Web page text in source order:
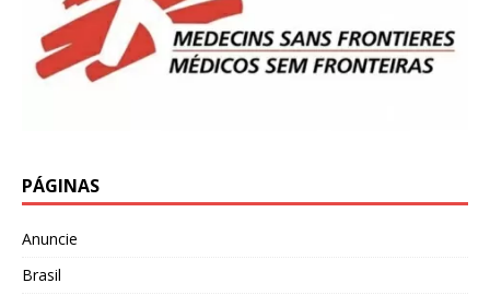
PÁGINAS
Anuncie
Brasil